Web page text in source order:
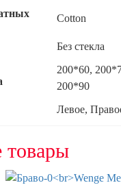
Cotton
Без стекла
200*60,
200*90
Левое,